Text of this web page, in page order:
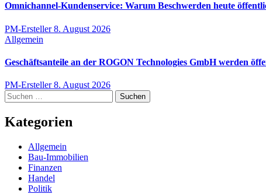
Omnichannel-Kundenservice: Warum Beschwerden heute
PM-Ersteller8. August 2026
Allgemein
Geschäftsanteile an der ROGON Technologies GmbH werden
PM-Ersteller8. August 2026
Suchen
nach:
Kategorien
Allgemein
Bau-Immobilien
Finanzen
Handel
Politik